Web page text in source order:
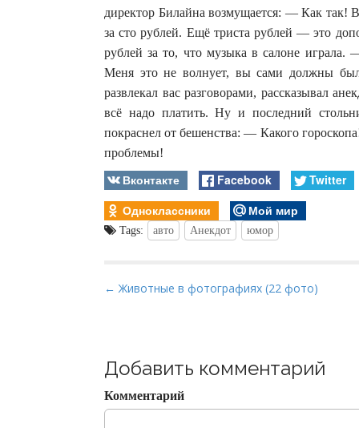
директор Билайна возмущается: — Как так!
за сто рублей. Ещё триста рублей — это
рублей за то, что музыка в салоне
Меня это не волнует, вы сами должны
развлекал вас разговорами, рассказывал
всё надо платить. Ну и последний
покраснел от бешенства: — Какого
проблемы!
Вконтакте Facebook
Twitter
Одноклассники
Мой мир
Tags: авто Анекдот юмор
P
n
a
v
← Животные в фотографиях (22 фото)
Добавить комментарий
Комментарий